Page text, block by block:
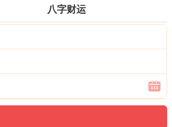
八字财运